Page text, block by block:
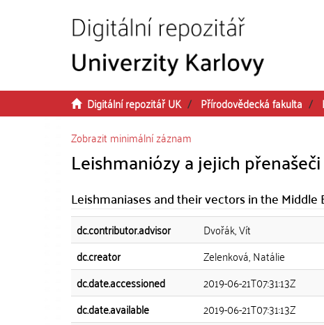
Digitální repozitář UK Přírodovědecká fakulta
Zobrazit minimální záznam
Leishmaniózy a jejich
Leishmaniases and their vectors in the Middle
dc.contributor.advisor
Dvořák, Vít
dc.creator
Zelenková, Natálie
dc.date.accessioned
2019-06-21T07:31:13Z
dc.date.available
2019-06-21T07:31:13Z